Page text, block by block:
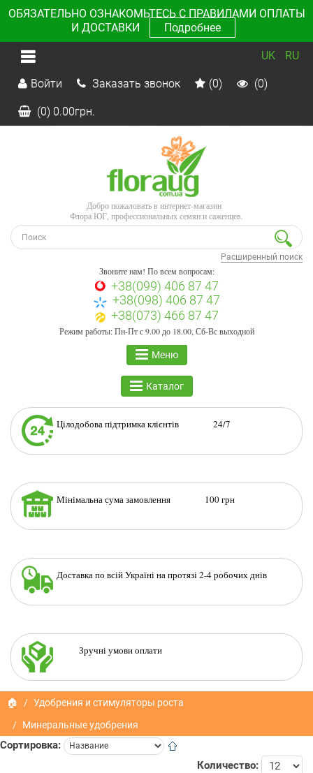
ОБЯЗАТЕЛЬНО ОЗНАКОМЬТЕСЬ С ПРАВИЛАМИ ОПЛАТЫ
И ДОСТАВКИ
Подробнее
UK RU
Войти Заказать звонок (0) (0)
(0) 0.00грн.
Добро пожаловать в интернет-магазин
Флора ЮГ, профессиональных семян и саженцев.
Расширенный поиск
Звоните нам! По всем вопросам:
+38(099) 406 87 47
+38(098) 406 87 47
+38(073) 466 87 47
Режим работы: Пн-Пт с 9.00 до 18.00, Сб-Вс выходной
Меню
Каталог
Цілодобова підтримка клієнтів 24/7
Мінімальна сума замовлення 100 грн
Доставка по всій Україні на протязі 2-4 робочих днів
Зручні умови оплати
🏠
Удобрения и стимуляторы роста
Минеральные удобрения
Сортировка:
Количество: